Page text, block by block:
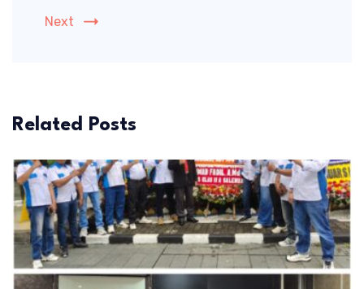
Next
Related Posts